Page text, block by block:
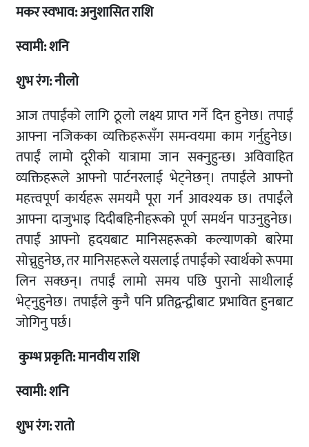
मकरस्वभाव: अनुशासितराशि
स्वामी: शनि
शुभ रंग: नीलो
आज तपाईंको लागि ठूलो लक्ष्य प्राप्त गर्ने दिन हुनेछ। तपाईं
आफ्ना नजिकका व्यक्तिहरूसँग समन्वयमा काम गर्नुहुनेछ।
तपाईं लामो दूरीको यात्रामा जान सक्नुहुन्छ। अविवाहित
व्यक्तिहरूले आफ्नो पार्टनरलाई भेट्नेछन्। तपाईंले आफ्नो
महत्त्वपूर्ण कार्यहरू समयमै पूरा गर्न आवश्यक छ। तपाईंले
आफ्ना दाजुभाइ दिदीबहिनीहरूको पूर्ण समर्थन पाउनुहुनेछ।
तपाईं आफ्नो हृदयबाट मानिसहरूको कल्याणको बारेमा
सोच्नुहुनेछ, तर मानिसहरूले यसलाई तपाईंको स्वार्थको रूपमा
लिन सक्छन्। तपाईं लामो समय पछि पुरानो साथीलाई
भेट्नुहुनेछ। तपाईंले कुनै पनि प्रतिद्वन्द्वीबाट प्रभावित हुनबाट
जोगिनु पर्छ।
कुम्भप्रकृति: मानवीयराशि
स्वामी: शनि
शुभ रंग: रातो